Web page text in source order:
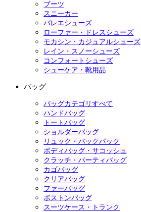
ブーツ
スニーカー
バレエシューズ
ローファー・ドレスシューズ
モカシン・カジュアルシューズ
レイン・スノーシューズ
コンフォートシューズ
シューケア・靴用品
バッグ
バッグカテゴリすべて
ハンドバッグ
トートバッグ
ショルダーバッグ
リュック・バックパック
ボディバッグ・サコッシュ
クラッチ・パーティバッグ
カゴバッグ
クリアバッグ
ファーバッグ
ボストンバッグ
スーツケース・トランク